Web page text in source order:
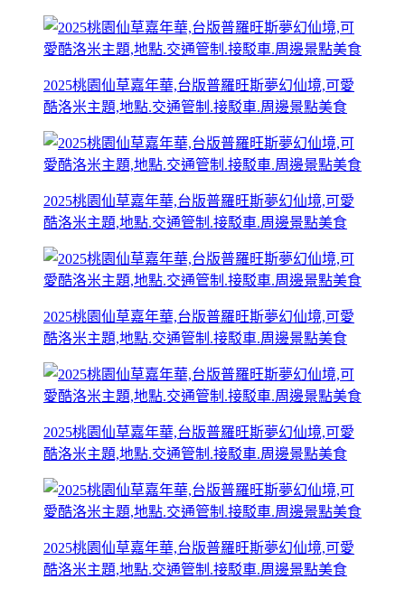
2025桃園仙草嘉年華,台版普羅旺斯夢幻仙境,可愛
酷洛米主題,地點.交通管制.接駁車.周邊景點美食
2025桃園仙草嘉年華,台版普羅旺斯夢幻仙境,可愛
酷洛米主題,地點.交通管制.接駁車.周邊景點美食
2025桃園仙草嘉年華,台版普羅旺斯夢幻仙境,可愛
酷洛米主題,地點.交通管制.接駁車.周邊景點美食
2025桃園仙草嘉年華,台版普羅旺斯夢幻仙境,可愛
酷洛米主題,地點.交通管制.接駁車.周邊景點美食
2025桃園仙草嘉年華,台版普羅旺斯夢幻仙境,可愛
酷洛米主題,地點.交通管制.接駁車.周邊景點美食